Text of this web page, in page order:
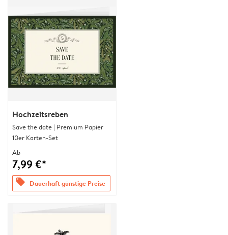
Hochzeitsreben
Save the date | Premium Papier
10er Karten-Set
Ab
7,99 €*
offers Dauerhaft günstige Preise